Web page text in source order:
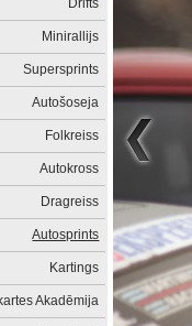
Drifts
Minirallijs
Supersprints
Autošoseja
Folkreiss
Autokross
Dragreiss
Autosprints
Kartings
Akadēmija